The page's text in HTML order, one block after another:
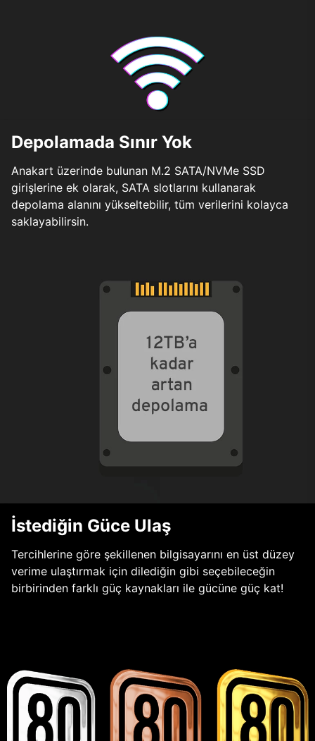
Depolamada Sınır Yok
Anakart üzerinde bulunan M.2 SATA/NVMe SSD
girişlerine ek olarak, SATA slotlarını kullanarak
depolama alanını yükseltebilir, tüm verilerini kolayca
saklayabilirsin.
İstediğin Güce Ulaş
Tercihlerine göre şekillenen bilgisayarını en üst düzey
verime ulaştırmak için dilediğin gibi seçebileceğin
birbirinden farklı güç kaynakları ile gücüne güç kat!